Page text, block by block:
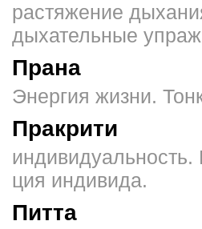
растяжение
дыхательные
Прана
Энергия жизни.
Пракрити
ция индивида.
Питта